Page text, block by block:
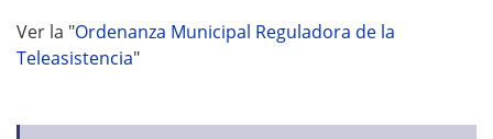
Ver la "Ordenanza Municipal Reguladora de la
Teleasistencia"